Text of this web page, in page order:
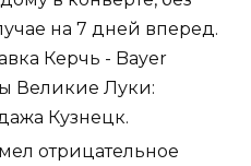
на 7 дней вперед.
Керчь - Bayer
Великие Луки:
Кузнецк.
отрицательное